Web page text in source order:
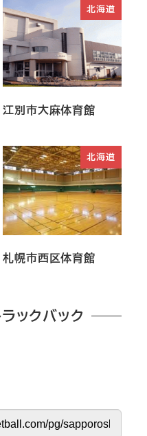
北海道
江別市大麻体育館
北海道
札幌市西区体育館
ックバック